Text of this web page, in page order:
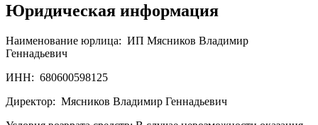
Юридическая информация
Наименование юрлица: ИП Мясников Владимир
Геннадьевич
ИНН: 680600598125
Директор: Мясников Владимир Геннадьевич